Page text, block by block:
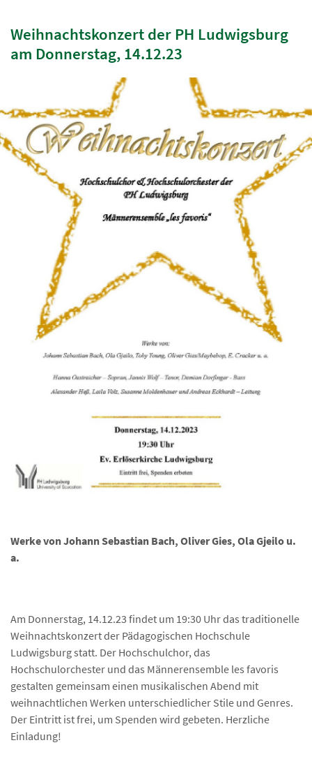
Weihnachtskonzert der PH Ludwigsburg
am Donnerstag, 14.12.23
Werke von Johann Sebastian Bach, Oliver Gies, Ola Gjeilo u.
a.
Am Donnerstag, 14.12.23 findet um 19:30 Uhr das traditionelle
Weihnachtskonzert der Pädagogischen Hochschule
Ludwigsburg statt. Der Hochschulchor, das
Hochschulorchester und das Männerensemble les favoris
gestalten gemeinsam einen musikalischen Abend mit
weihnachtlichen Werken unterschiedlicher Stile und Genres.
Der Eintritt ist frei, um Spenden wird gebeten. Herzliche
Einladung!